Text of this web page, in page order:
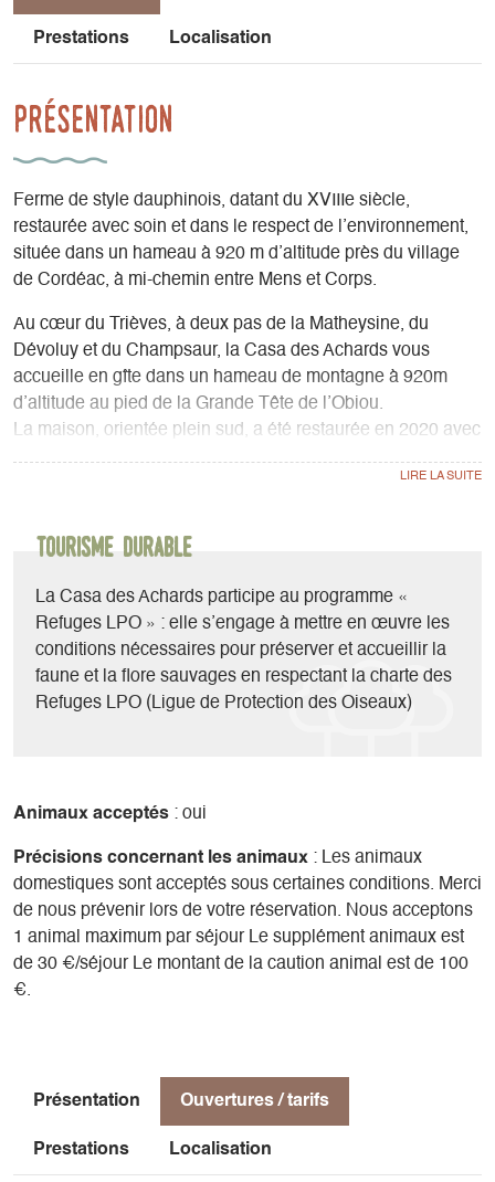
Prestations Localisation
Présentation
Ferme de style dauphinois, datant du XVIIIe siècle,
restaurée avec soin et dans le respect de l’environnement,
située dans un hameau à 920 m d’altitude près du village
de Cordéac, à mi-chemin entre Mens et Corps.
Au cœur du Trièves, à deux pas de la Matheysine, du
Dévoluy et du Champsaur, la Casa des Achards vous
accueille en gîte dans un hameau de montagne à 920m
d’altitude au pied de la Grande Tête de l’Obiou.
La maison, orientée plein sud, a été restaurée en 2020 avec
naturels, chauffage au bois, phyto-épuration, récupération
Patrimoine.
chambres indépendantes disposant chacune de leur salle
d’eau.
Vous aurez accès à plusieurs parcours de randonnées au
départ de la maison (forêt domaniale de l’Obiou, alpage de
Bachilianne, tour du Dévoluy).
Tourisme durable
La Casa des Achards participe au programme «
Refuges LPO » : elle s’engage à mettre en œuvre les
conditions nécessaires pour préserver et accueillir la
faune et la flore sauvages en respectant la charte des
Refuges LPO (Ligue de Protection des Oiseaux)
Animaux acceptés : oui
Précisions concernant les animaux : Les animaux
domestiques sont acceptés sous certaines conditions. Merci
de nous prévenir lors de votre réservation. Nous acceptons
1 animal maximum par séjour Le supplément animaux est
de 30 €/séjour Le montant de la caution animal est de 100
€.
Présentation Ouvertures / tarifs
Prestations Localisation